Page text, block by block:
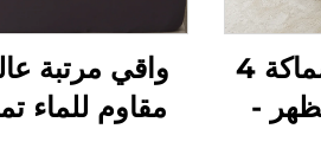
وسادة ماتراس بسماكة 4
-
واقي مرتبة
مقاوم للماء